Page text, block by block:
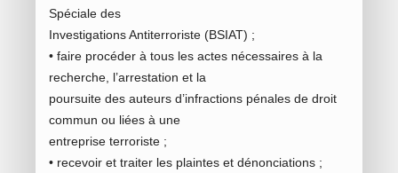
Spéciale des
Investigations Antiterroriste (BSIAT) ;
• faire procéder à tous les actes nécessaires à la
recherche, l’arrestation et la
poursuite des auteurs d’infractions pénales de droit
commun ou liées à une
entreprise terroriste ;
• recevoir et traiter les plaintes et dénonciations ;